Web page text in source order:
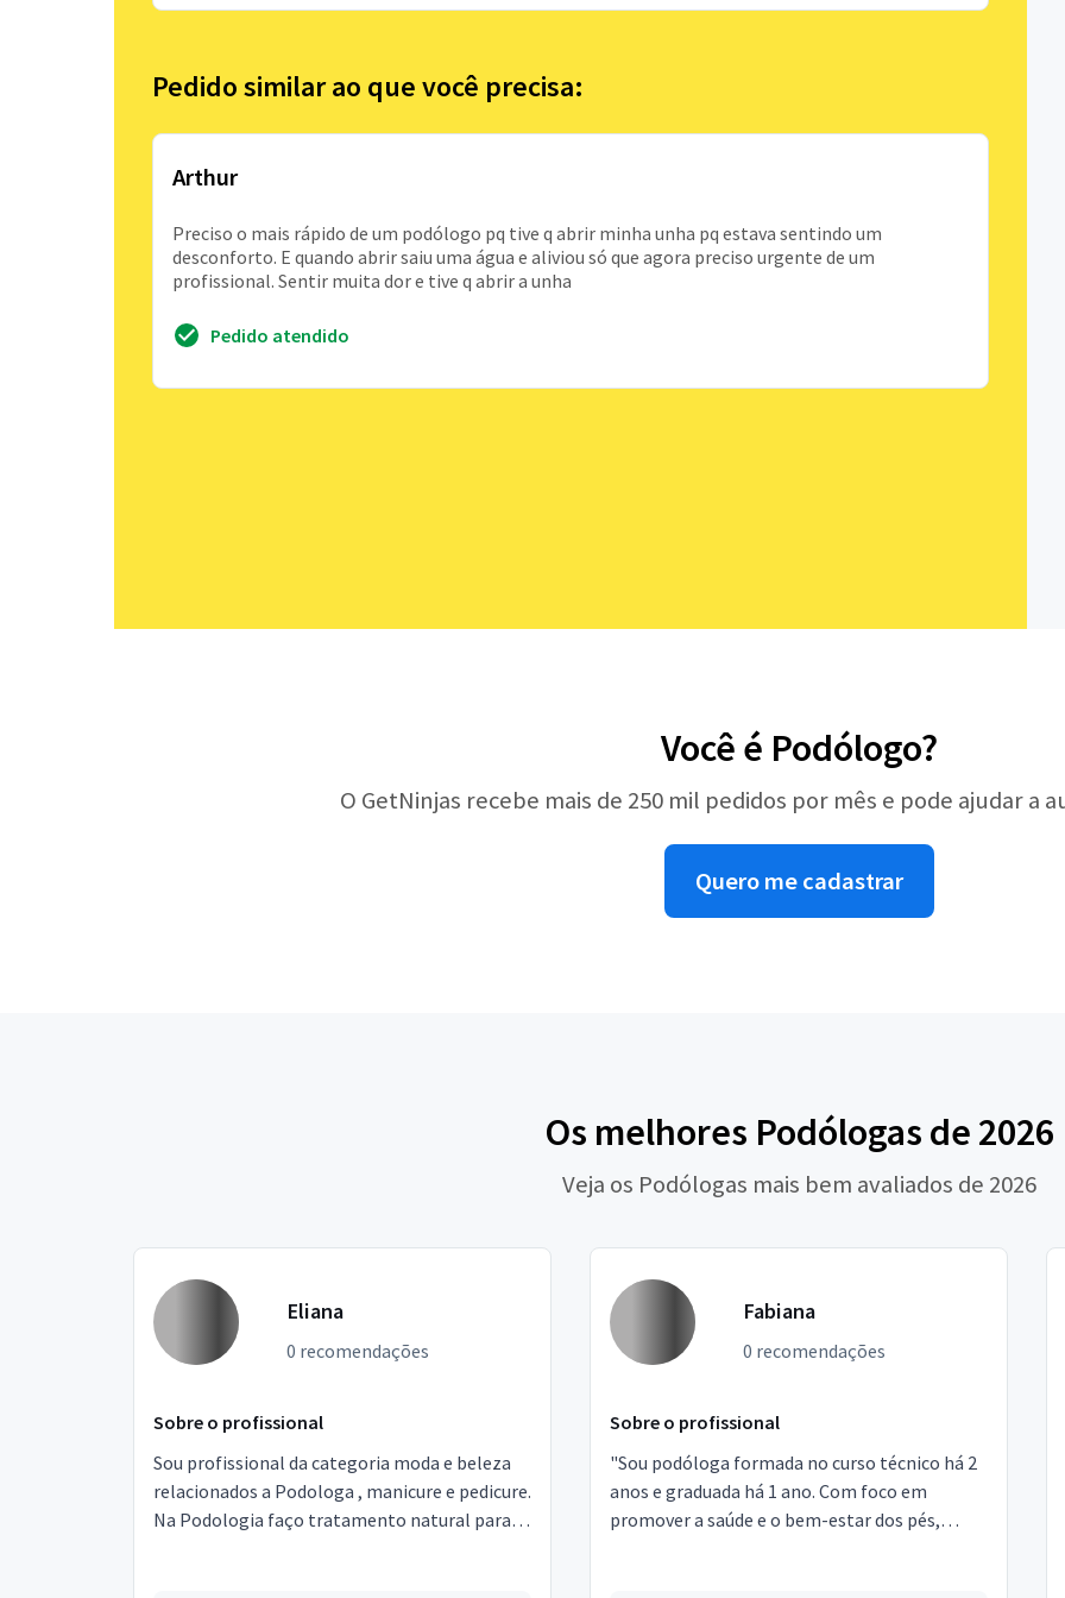
Pedido similar ao que você precisa:
Arthur
Preciso o mais rápido de um podólogo pq tive q abrir minha unha pq estava sentindo um
desconforto. E quando abrir saiu uma água e aliviou só que agora preciso urgente de um
profissional. Sentir muita dor e tive q abrir a unha
Pedido atendido
Você é Podólogo?
O GetNinjas recebe mais de 250 mil pedidos por mês e pode ajudar a
Quero me cadastrar
Os melhores Podólogas de 2026
Veja os Podólogas mais bem avaliados de 2026
Eliana
0 recomendações
Sobre o profissional
Sou profissional da categoria moda e beleza
relacionados a Podologa , manicure e pedicure.
Na Podologia faço tratamento natural para
Fabiana
0 recomendações
Sobre o profissional
"Sou podóloga formada no curso técnico há 2
anos e graduada há 1 ano. Com foco em
promover a saúde e o bem-estar dos pés,